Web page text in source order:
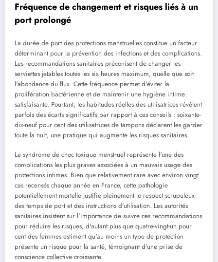
Fréquence de changement et risques liés à un
port prolongé
La durée de port des protections menstruelles constitue un facteur
déterminant pour la prévention des infections et des complications.
Les recommandations sanitaires préconisent de changer les
serviettes jetables toutes les six heures maximum, quelle que soit
l'abondance du flux. Cette fréquence permet d'éviter la
prolifération bactérienne et de maintenir une hygiène intime
satisfaisante. Pourtant, les habitudes réelles des utilisatrices révèlent
parfois des écarts significatifs par rapport à ces conseils : soixante-
dix-neuf pour cent des utilisatrices de tampons déclarent les garder
toute la nuit, une pratique qui augmente les risques sanitaires.
Le syndrome de choc toxique menstruel représente l'une des
complications les plus graves associées à un mauvais usage des
protections intimes. Bien que relativement rare avec environ vingt
cas recensés chaque année en France, cette pathologie
potentiellement mortelle justifie pleinement le respect scrupuleux
des temps de port et des instructions d'utilisation. Les autorités
sanitaires insistent sur l'importance de suivre ces recommandations
pour réduire les risques, d'autant plus que quatre-vingt-un pour
cent des femmes estiment qu'au moins un type de protection
présente un risque pour la santé, témoignant d'une prise de
conscience collective croissante.